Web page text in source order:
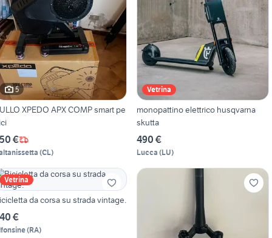
5
XPEDO APX COMP smart pe
€
(CL)
Vetrina
monopattino elettrico husqvarna
skutta
490 €
Lucca (LU)
Vetrina
da corsa su strada vintage.
€
(RA)